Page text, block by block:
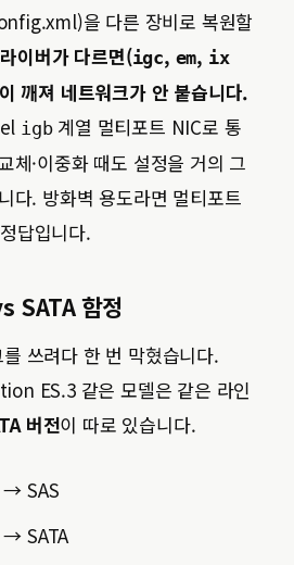
을 다른 장비로 복원할
이버가 다르면(igc, em, ix
깨져 네트워크가 안 붙습니다.
igb계열 멀티포트 NIC로 통
체·이중화 때도 설정을 거의 그
다. 방화벽 용도라면 멀티포트
답입니다.
SATA 함정
쓰려다 한 번 막혔습니다.
ES.3 같은 모델은 같은 라인
버전이 따로 있습니다.
→ SAS
→ SATA